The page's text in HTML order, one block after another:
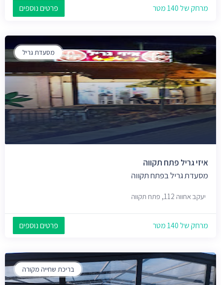
מרחק של 140 מטר פרטים נוספים
מסעדת גריל
איזי גריל פתח תקווה
מסעדת גריל בפתח תקווה
יעקב אחווה 112, פתח תקווה
מרחק של 140 מטר פרטים נוספים
בריכת שחייה מקורה